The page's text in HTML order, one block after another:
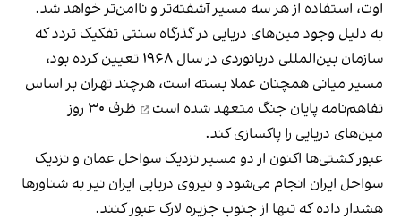
اوت، استفاده از هر سه مسیر آشفته‌تر و ناامن‌تر خواهد شد.
به دلیل وجود مین‌های دریایی در گذرگاه سنتی تفکیک تردد که
سازمان بین‌المللی دریانوردی در سال ۱۹۶۸ تعیین کرده بود،
مسیر میانی همچنان عملا بسته است، هرچند تهران بر اساس
تفاهم‌نامه پایان جنگ متعهد شده است
ظرف ۳۰ روز
مین‌های دریایی را پاکسازی کند.
عبور کشتی‌ها اکنون از دو مسیر نزدیک سواحل عمان و نزدیک
سواحل ایران انجام می‌شود و نیروی دریایی ایران نیز به شناورها
هشدار داده که تنها از جنوب جزیره لارک عبور کنند.